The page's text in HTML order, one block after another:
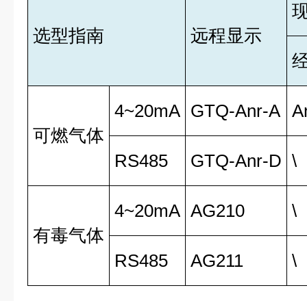
选型指南 远程显示
可燃气体
4~20mA GTQ-Anr-A
RS485 GTQ-Anr-D \
有毒气体
4~20mA AG210 \
RS485 AG211 \